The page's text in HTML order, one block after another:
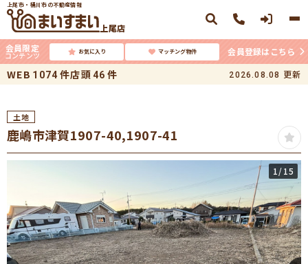
上尾市・桶川市の不動産情報
上尾店
会員限定
コンテンツ お気に入り マッチング物件 会員登録はこちら
WEB 1074 件店頭46 件 2026.08.08 更新
土地
鹿嶋市津賀1907-40,1907-41
1/15